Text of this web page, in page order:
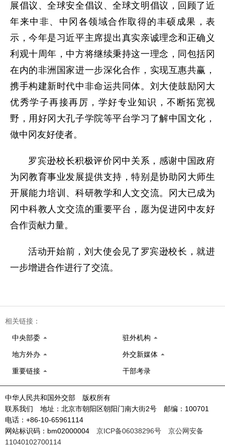
展倡议、全球安全倡议、全球文明倡议，回顾了近
年来中非、中冈各领域合作取得的丰硕成果，表
示，今年是习近平主席提出真实亲诚理念和正确义
利观十周年，中方将继续秉持这一理念，同包括冈
在内的非洲国家进一步深化合作，实现互惠共赢，
携手构建新时代中非命运共同体。刘大使鼓励冈大
优秀学子再接再厉，学好专业知识，不断拓宽视
野，用好冈大孔子学院等平台学习了解中国文化，
做中冈友好使者。
罗宾逊校长积极评价冈中关系，感谢中国政府
为冈教育事业发展提供支持，特别是协助冈大师生
开展能力培训、科研教学和人文交流。冈大已成为
冈中科教人文交流的重要平台，愿为促进冈中友好
合作贡献力量。
活动开始前，刘大使会见了罗宾逊校长，就进
一步增进合作进行了交流。
相关链接：
中央部委 驻外机构
地方外办 外交新媒体
重要链接 干部考录
中华人民共和国外交部 版权所有
联系我们 地址：北京市朝阳区朝阳门南大街2号 邮编：100701
电话：+86-10-65961114
网站标识码：bm02000004 京ICP备06038296号
京公网安备
11040102700114